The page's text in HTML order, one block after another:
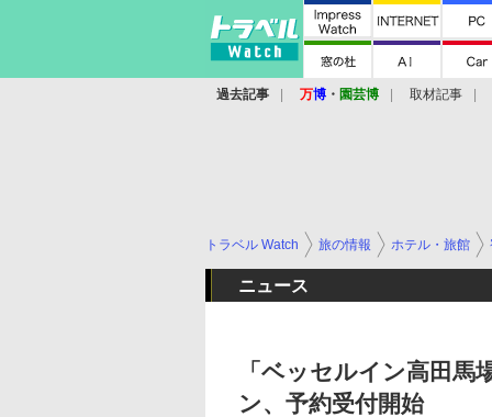
過去記事 万博 ・ 園芸博 取材記事
トラベル Watch 旅の情報 ホテル・旅館
ニュース
「ベッセルイン高田
ン、予約受付開始